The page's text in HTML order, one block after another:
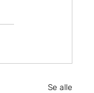
Se alle